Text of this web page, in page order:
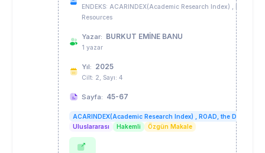
ENDEKS: ACARINDEX(Academic Research Index) , ROAD,
Resources
Yazar: BURKUT EMİNE BANU
1 yazar
Yıl: 2025
Cilt: 2, Sayı: 4
Sayfa: 45-67
ACARINDEX(Academic Research Index) , ROAD, the
Uluslararası
Hakemli Özgün Makale